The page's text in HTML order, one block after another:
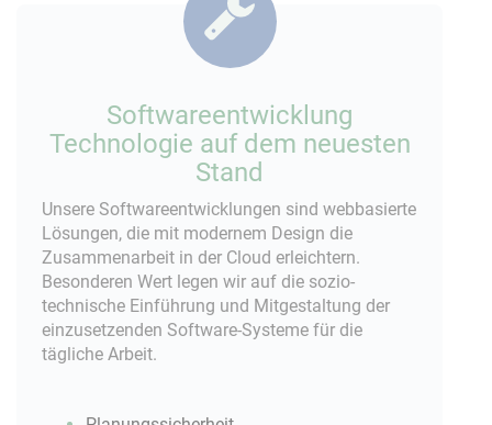
Softwareentwicklung
Technologie auf dem neuesten
Stand
Unsere Softwareentwicklungen sind webbasierte
Lösungen, die mit modernem Design die
Zusammenarbeit in der Cloud erleichtern.
Besonderen Wert legen wir auf die sozio-
technische Einführung und Mitgestaltung der
einzusetzenden Software-Systeme für die
tägliche Arbeit.